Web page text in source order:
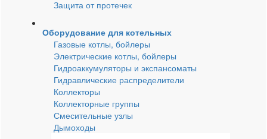
Защита от протечек
Оборудование для котельных
Газовые котлы, бойлеры
Электрические котлы, бойлеры
Гидроаккумуляторы и экспансоматы
Гидравлические распределители
Коллекторы
Коллекторные группы
Смесительные узлы
Дымоходы